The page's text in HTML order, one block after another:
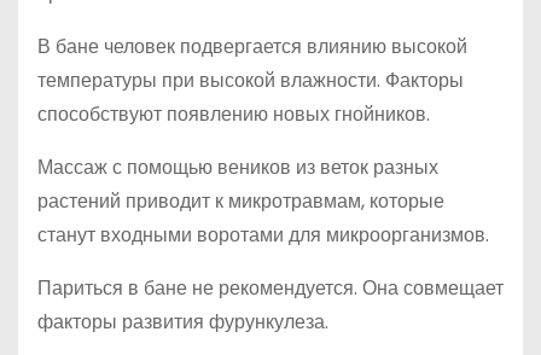
В бане человек подвергается влиянию высокой
температуры при высокой влажности. Факторы
способствуют появлению новых гнойников.
Массаж с помощью веников из веток разных
растений приводит к микротравмам, которые
станут входными воротами для микроорганизмов.
Париться в бане не рекомендуется. Она совмещает
факторы развития фурункулеза.